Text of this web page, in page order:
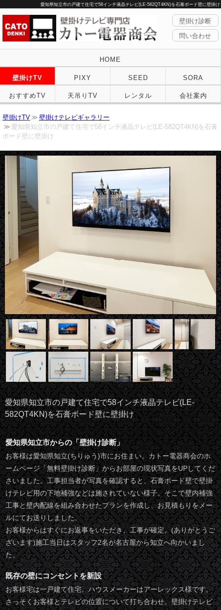
愛知県知立市の戸建て住宅で58インチ液晶テレビ(LE-582QT4KN)を石膏ボード壁に壁掛け
壁掛け診断
問い合わせ
HOME
壁掛けTV PIXY SEED SORA
おすすめTV 天吊りTV レンタル 会社案内
壁掛けTV
壁掛けテレビギャラリー
愛知県知立市の戸建て住宅で58インチ液晶テレビ(LE-582QT4KN)を石膏
ボード壁に壁掛け
愛知県知立市の戸建て住宅で58インチ液晶テレビ(LE-
582QT4KN)を石膏ボード壁に壁掛け
愛知県知立市からの「壁掛け診断」
お客様は愛知県知立(ちりゅう)市にお住まい。カトー電器商会のホ
ームページ「無料壁掛け診断」からお部屋の現状写真をUPしてくだ
さいました。工事担当者が写真を確認すると、石膏ボード壁で壁掛
けテレビ用の下地補強などは施されていない様子。そこで壁内補強
工事と壁内配線を組み合わせたプランを作成し、お見積もりをメー
ルにてお送りしました。
お客様からはすぐにお返事をいただき、工事が確定。(ありがとうご
ざいます)施工当日はスタッフ2名が名古屋から知立へ向かいまし
た。
既存の壁にコンセントを新設
お客様宅は一戸建て住宅。ハウスメーカーはアーレックス様です。
さっそくお客様とテレビの位置について打ち合わせ。壁掛けテレビ